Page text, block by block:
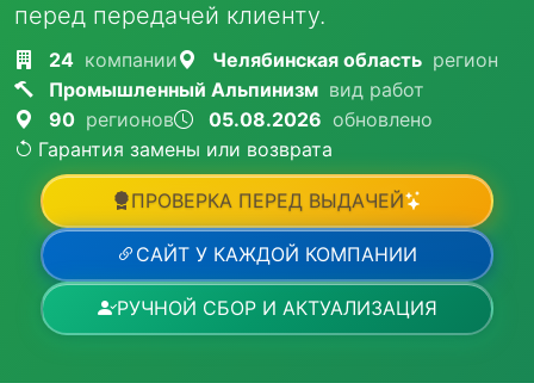
перед передачей клиенту.
24 компании Челябинская область регион
Промышленный Альпинизм вид работ
90 регионов 05.08.2026 обновлено
Гарантия замены или возврата
ПРОВЕРКА ПЕРЕД ВЫДАЧЕЙ
САЙТ У КАЖДОЙ КОМПАНИИ
РУЧНОЙ СБОР И АКТУАЛИЗАЦИЯ